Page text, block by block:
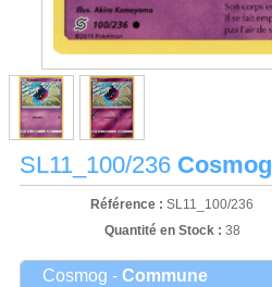
SL11_100/236 Cosmog
Référence : SL11_100/236
Quantité en Stock : 38
Cosmog - Commune